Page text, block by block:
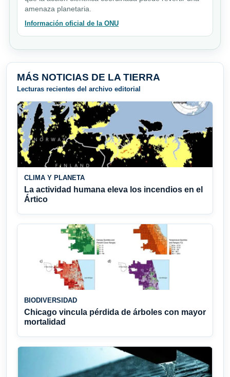
amenaza planetaria.
Información oficial de la ONU
MÁS NOTICIAS DE LA TIERRA
Lecturas recientes del archivo editorial
CLIMA Y PLANETA
La actividad humana eleva los incendios en el
Ártico
BIODIVERSIDAD
Chicago vincula pérdida de árboles con mayor
mortalidad